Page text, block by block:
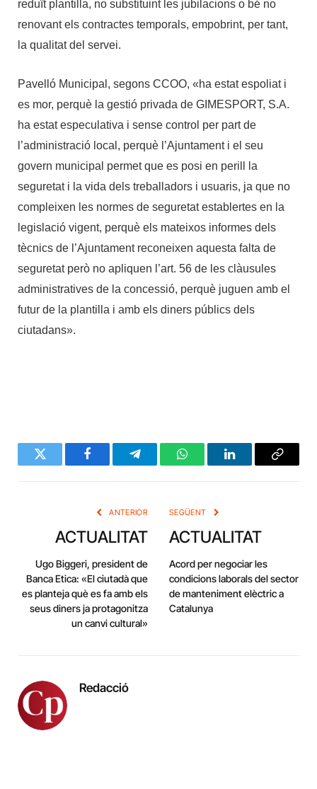
reduït plantilla, no substituint les jubilacions o bé no
renovant els contractes temporals, empobrint, per tant,
la qualitat del servei.
Pavelló Municipal, segons CCOO, «ha estat espoliat i
es mor, perquè la gestió privada de GIMESPORT, S.A.
ha estat especulativa i sense control per part de
l’administració local, perquè l’Ajuntament i el seu
govern municipal permet que es posi en perill la
seguretat i la vida dels treballadors i usuaris, ja que no
compleixen les normes de seguretat establertes en la
legislació vigent, perquè els mateixos informes dels
tècnics de l’Ajuntament reconeixen aquesta falta de
seguretat però no apliquen l’art. 56 de les clàusules
administratives de la concessió, perquè juguen amb el
futur de la plantilla i amb els diners públics dels
ciutadans».
Twitter FacebookTelegramWhatsAppLinkedInCopy
ANTERIOR
ACTUALITAT
Ugo Biggeri, president de
Banca Etica: «El ciutadà que
es planteja què es fa amb els
seus diners ja protagonitza
un canvi cultural»
SEGÜENT
ACTUALITAT
Acord per negociar les
condicions laborals del sector
de manteniment elèctric a
Catalunya
Redacció